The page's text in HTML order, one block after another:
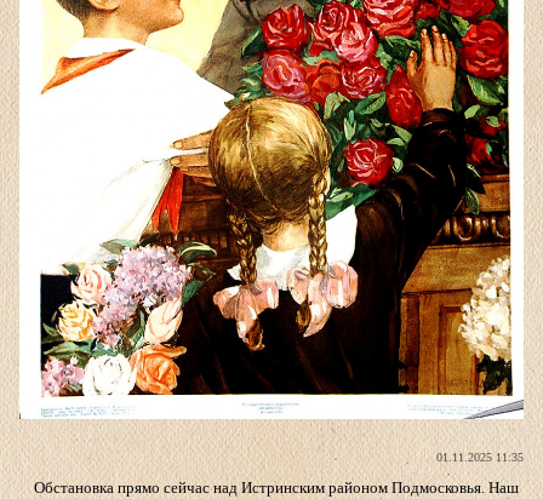
01.11.2025 11:35
Обстановка прямо сейчас над Истринским районом Подмосковья. Наш